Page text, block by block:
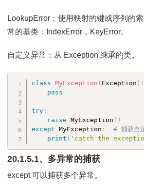
LookupError：使用映射的键或序列的
常的基类：IndexError，KeyError。
自定义异常：从 Exception 继承的类。
class MyException ( Exception ) :
pass
try :
raise MyException ( )
except MyException :
# 捕获自
print ( 'catch the
20.1.5.1、多异常的捕获
except 可以捕获多个异常。